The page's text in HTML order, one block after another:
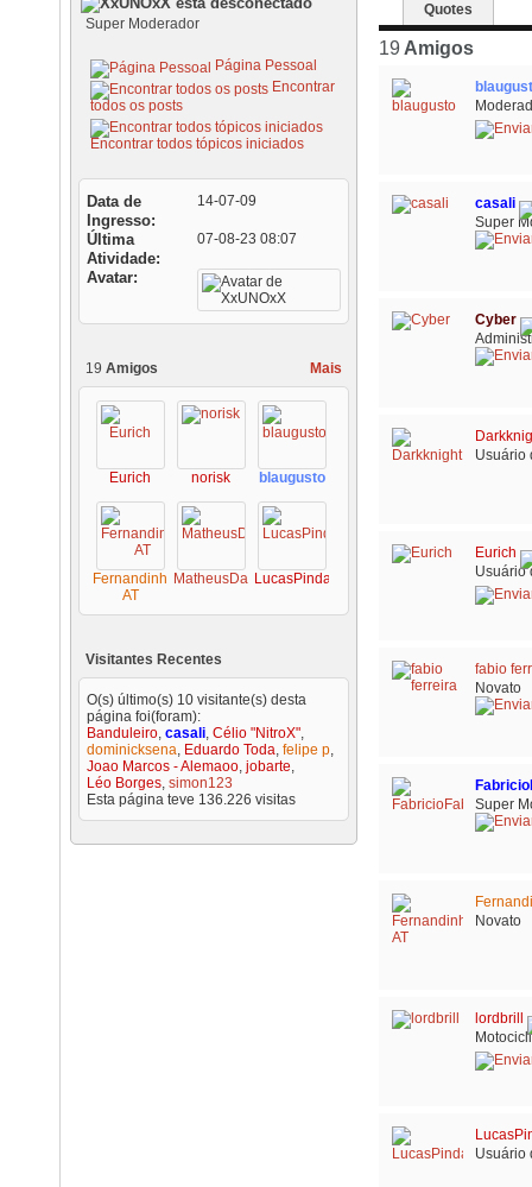
Super Moderador
Página Pessoal
Encontrar
todos os posts
Encontrar todos tópicos iniciados
Data de
Ingresso
14-07-09
Última
Atividade
07-08-23 08:07
Avatar
Mais
19 Amigos
Eurich norisk blaugusto
Fernandinho
AT
MatheusDalmasLucasPinda
Visitantes Recentes
O(s) último(s) 10 visitante(s) desta
página foi(foram):
Banduleiro, casali, Célio "NitroX",
dominicksena, Eduardo Toda, felipe p,
Joao Marcos - Alemaoo, jobarte,
Léo Borges, simon123
Esta página teve 136.226 visitas
Quotes
19 Amigos
casali
Super
Cyber
Usuário
Eurich
Usuário
fabio
Novato
Super
Novato
lordbrill
Usuário